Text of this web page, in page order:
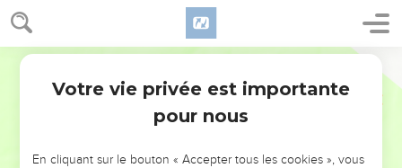
NE MANQUEZ PAS L’ÉVÉNEMENT
Votre vie privée est importante
pour nous
En cliquant sur le bouton « Accepter tous les cookies », vous